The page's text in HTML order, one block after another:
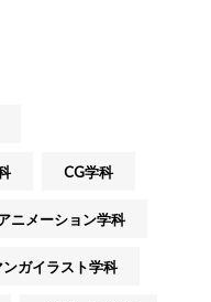
CG学科
ニメーション学科
ンガイラスト学科